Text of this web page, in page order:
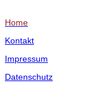
Home
Kontakt
Impressum
Datenschutz